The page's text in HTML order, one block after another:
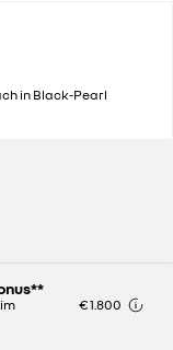
in Black-Pearl
€ 1.800